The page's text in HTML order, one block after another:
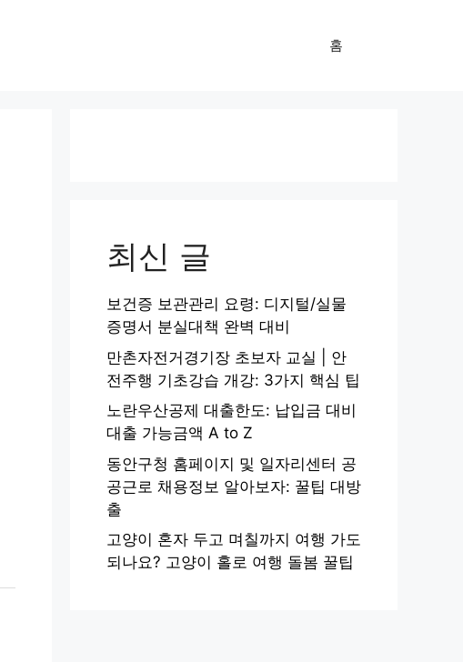
홈
최신 글
보건증 보관관리 요령: 디지털/실물
증명서 분실대책 완벽 대비
만촌자전거경기장 초보자 교실 | 안
전주행 기초강습 개강: 3가지 핵심 팁
노란우산공제 대출한도: 납입금 대비
대출 가능금액 A to Z
동안구청 홈페이지 및 일자리센터 공
공근로 채용정보 알아보자: 꿀팁 대방
출
고양이 혼자 두고 며칠까지 여행 가도
되나요? 고양이 홀로 여행 돌봄 꿀팁